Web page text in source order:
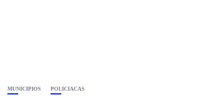
MUNICIPIOS POLICIACAS